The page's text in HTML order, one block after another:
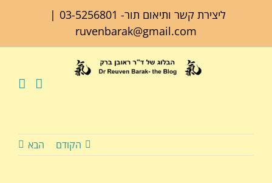
ליצירת קשר ותיאום תור- 03-5256801
|
ruvenbarak@gmail.com
הקודם הבא